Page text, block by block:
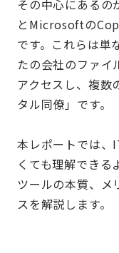
その中心にあるの
と Microsoftの
です。これらは単
たの会社のファイ
アクセスし、複数
タル同僚」です。
本レポートでは、
くても理解できる
ツールの本質、メ
スを解説します。